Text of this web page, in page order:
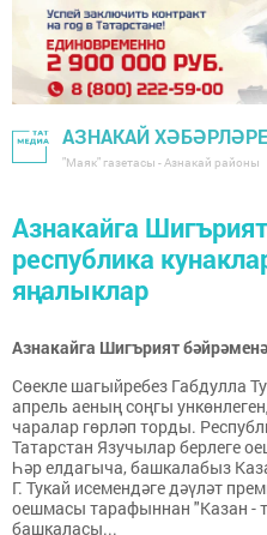
АЗНАКАЙ ХӘБӘРЛӘРЕ
"Маяк" газетасы - Азнакай районы
Азнакайга
республика
яңалыклар
Азнакайга Шигърият
Сөекле шагыйребез Габдулла
апрель аеның соңгы
чаралар гөрләп торды.
Татарстан Язучылар берлеге
Һәр елдагыча, башкалабыз
Г. Тукай исемендәге дәүләт
оешмасы тарафыннан "Казан -
башкаласы...